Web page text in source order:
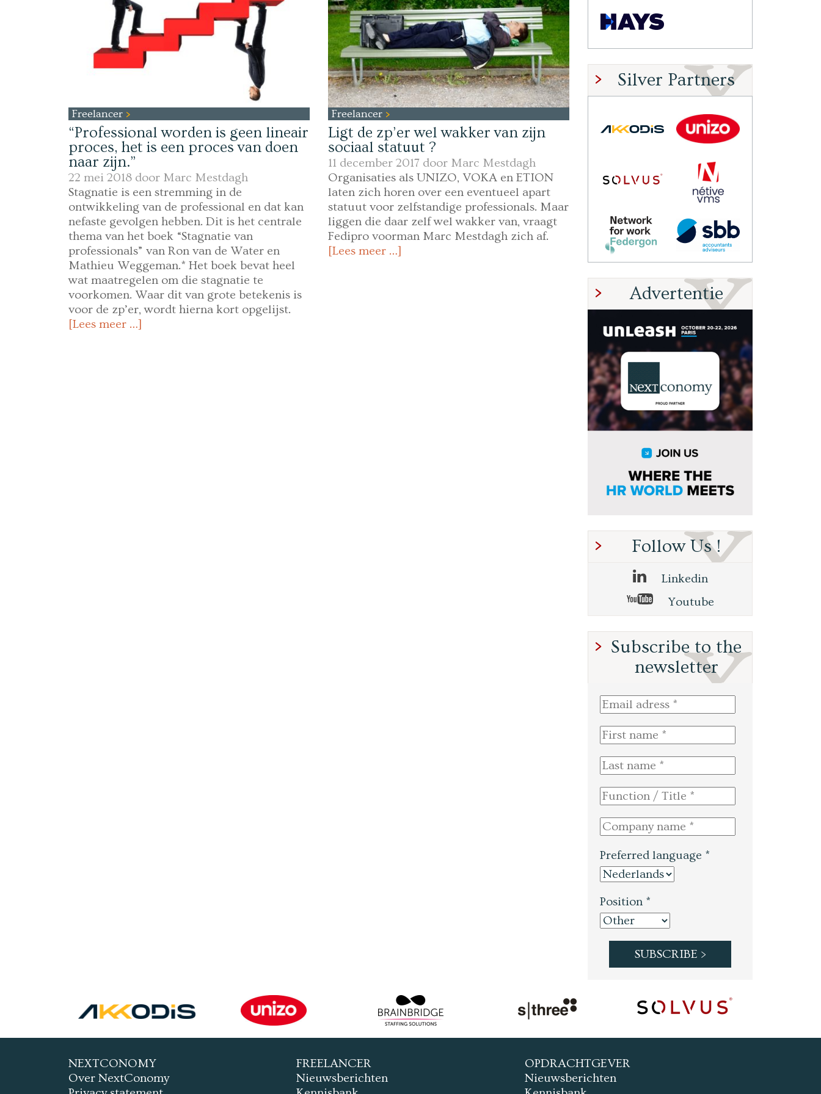
Freelancer
“Professional worden is geen lineair
proces, het is een proces van doen
naar zijn.”
22 mei 2018 door Marc Mestdagh
Stagnatie is een stremming in de
ontwikkeling van de professional en dat kan
nefaste gevolgen hebben. Dit is het centrale
thema van het boek “Stagnatie van
professionals” van Ron van de Water en
Mathieu Weggeman.* Het boek bevat heel
wat maatregelen om die stagnatie te
voorkomen. Waar dit van grote betekenis is
voor de zp’er, wordt hierna kort opgelijst.
[Lees meer …]
Freelancer
Ligt de zp’er wel wakker van zijn
sociaal statuut ?
11 december 2017 door Marc Mestdagh
Organisaties als UNIZO, VOKA en ETION
laten zich horen over een eventueel apart
statuut voor zelfstandige professionals. Maar
liggen die daar zelf wel wakker van, vraagt
Fedipro voorman Marc Mestdagh zich af.
[Lees meer …]
Silver Partners
Advertentie
Follow Us !
Linkedin
Youtube
Subscribe to the
newsletter
Preferred language *
Position *
NEXTCONOMY
Over NextConomy
FREELANCER
Nieuwsberichten
OPDRACHTGEVER
Nieuwsberichten